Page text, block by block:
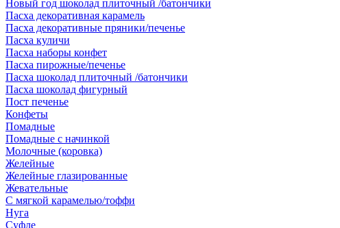
Новый год шоколад плиточный /батончики
Пасха декоративная карамель
Пасха декоративные пряники/печенье
Пасха куличи
Пасха наборы конфет
Пасха пирожные/печенье
Пасха шоколад плиточный /батончики
Пасха шоколад фигурный
Пост печенье
Конфеты
Помадные
Помадные с начинкой
Молочные (коровка)
Желейные
Желейные глазированные
Жевательные
С мягкой карамелью/тоффи
Нуга
Суфле